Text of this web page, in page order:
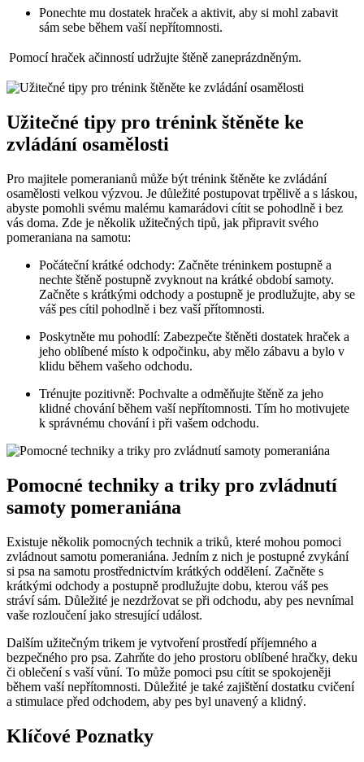
Ponechte mu dostatek⁢ hraček a aktivit, aby ‌si mohl ⁤zabavit
sám sebe⁢ během vaší nepřítomnosti.
Pomocí hraček ⁣ačinností udržujte štěně zaneprázdněným.
Užitečné ⁣tipy pro trénink štěněte ke
‍zvládání osamělosti
Pro majitele ‌pomeranianů může⁤ být trénink štěněte ⁤ke‍ zvládání
osamělosti velkou výzvou. Je důležité‍ postupovat trpělivě a s láskou,
abyste pomohli svému malému kamarádovi cítit ‌se pohodlně i bez
vás doma. Zde je​ několik užitečných tipů, jak připravit svého
pomeraniana ⁢na samotu:
Počáteční krátké⁢ odchody: Začněte tréninkem postupně a
nechte štěně‍ postupně zvyknout na‌ krátké období ‌samoty.
Začněte s krátkými ‍odchody‌ a postupně je‍ prodlužujte, aby se
‍váš pes cítil pohodlně i bez vaší ‍přítomnosti.
Poskytněte mu ​pohodlí: Zabezpečte štěněti‌ dostatek ⁣hraček a
jeho oblíbené místo k odpočinku, ⁣aby ‍mělo zábavu‍ a bylo‌ v
klidu během vašeho odchodu.
Trénujte pozitivně:⁢ Pochvalte a odměňujte ‌štěně za jeho
klidné⁤ chování během vaší nepřítomnosti. Tím⁤ ho motivujete
k správnému chování ​i při vašem odchodu.
Pomocné techniky a ⁣triky pro zvládnutí
samoty⁢ pomeraniána
Existuje několik pomocných technik ‌a‍ triků, které mohou pomoci
‍zvládnout samotu ⁢pomeraniána. Jedním z nich ‌je postupné zvykání
si psa na samotu prostřednictvím ‍krátkých ​oddělení. Začněte s⁢
krátkými odchody ‍a postupně prodlužujte dobu, kterou váš pes⁣
stráví sám. Důležité je nezdržovat se při odchodu,‌ aby ⁢pes nevnímal
vaše⁣ rozloučení jako ⁤stresující událost.
Dalším užitečným⁤ trikem⁣ je vytvoření prostředí⁢ příjemného a ​
bezpečného pro‍ psa. Zahrňte do jeho prostoru oblíbené hračky, deku
či oblečení s vaší vůní. To může pomoci psu cítit ⁤se spokojeněji
během vaší⁢ nepřítomnosti. ‌Důležité je také zajištění dostatku cvičení⁢
a ‌stimulace před odchodem, aby ‍pes ⁣byl unavený a klidný.
Klíčové Poznatky